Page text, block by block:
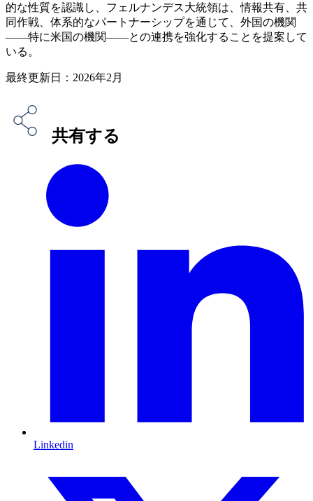
的な性質を認識し、フェルナンデス大統領は、情報共有、共
同作戦、体系的なパートナーシップを通じて、外国の機関
――特に米国の機関――との連携を強化することを提案して
いる。
最終更新日：2026年2月
共有する
Linkedin